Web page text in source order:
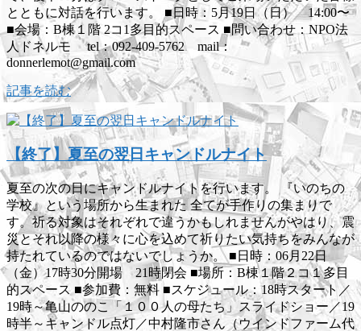
とともに対話を行います。 ■日時：5月19日（日） 14:00〜
■会場：B棟１階 2コ1多目的スペース ■問い合わせ：NPO法
人ドネルモ tel：092-409-5762 mail：
donnerlemot@gmail.com
記事を読む
【終了】夏至の翌日キャンドルナイト
夏至の次の日にキャンドルナイトを行います。 『いのちの
学校』という場所から生まれた 全てが手作りの集まりで
す。祈る対象はそれぞれで違うかもしれませんがやはり、震
災とそれ以降の様々に心を込めて祈りたい気持ちをみんなが
持たれているのではないでしょうか。 ■日時：06月22日
（金）17時30分開場 21時閉会 ■場所：B棟１階２コ１多目
的スペース ■参加費：無料 ■スケジュール：18時スタート／
19時～亀山ののこ「１００人の母たち」スライドショー／19
時半～キャンドル点灯／中村隆市さん（ウインドファーム代